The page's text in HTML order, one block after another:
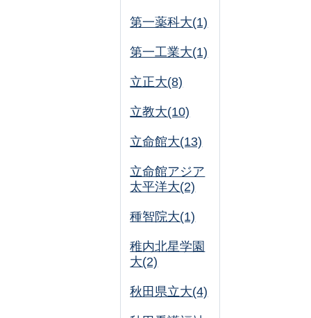
第一薬科大(1)
第一工業大(1)
立正大(8)
立教大(10)
立命館大(13)
立命館アジア
太平洋大(2)
種智院大(1)
稚内北星学園
大(2)
秋田県立大(4)